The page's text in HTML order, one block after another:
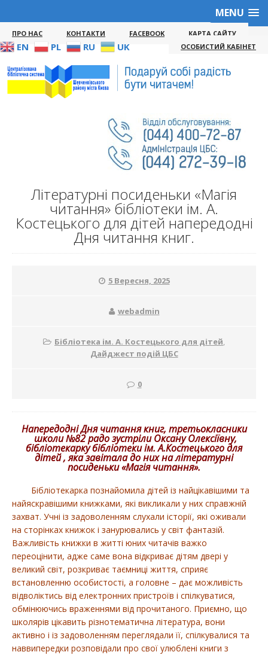
MENU
ПРО НАС КОНТАКТИ FACEBOOK КАРТА САЙТУ
EN PL RU UK ОСОБИСТИЙ КАБІНЕТ
Літературні посиденьки «Магія
читання» бібліотеки ім. А.
Костецького для дітей напередодні
Дня читання книг.
5 Вересня, 2025
webadmin
Бібліотека ім. А. Костецького для дітей,
Дайджест подій ЦБС
0
Напередодні Дня читання книг, третьокласники
школи №82 радо зустріли Оксану Олексіївну,
бібліотекарку бібліотеки ім. А.Костецького для
дітей, яка завітала до них на літературні
посиденьки «Магія читання».
Бібліотекарка познайомила дітей із найцікавішими та
найяскравішими книжками, які викликали у них справжній
захват. Учні із задоволенням слухали історії, які оживали
на сторінках книжок і занурювались у світ фантазій.
Важливість книжки в житті юних читачів важко
переоцінити, адже саме вона відкриває дітям двері у
великий світ, розкриває таємниці життя, сприяє
встановленню особистості, а головне – дає можливість
відволіктись від електронних пристроїв і спілкуватися,
обмінюючись враженнями від прочитаного. Приємно, що
школярів цікавить різнотематична література, вони
активно і із задоволенням переглядали її, спілкувалися та
наввипередки розповідали про свої улюблені книги з